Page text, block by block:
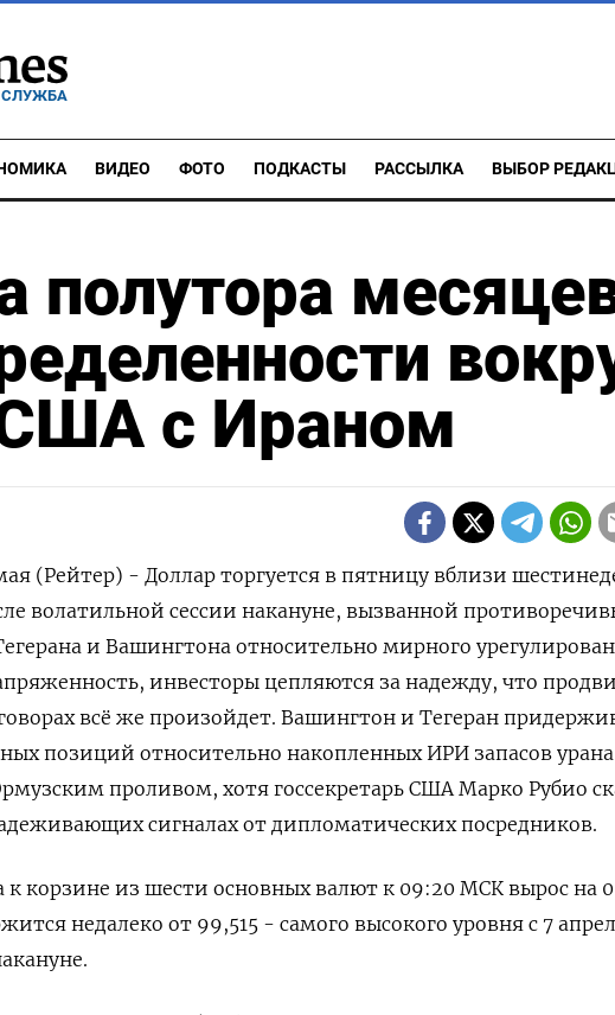
СЛУЖБА
ВИДЕО ФОТО ПОДКАСТЫ РАССЫЛКА ВЫБОР
полутора
США с Ираном
(Рейтер) - Доллар торгуется в пятницу вблизи
волатильной сессии накануне, вызванной
и Вашингтона относительно мирного
‌инвесторы цепляются за надежду, что
всё же произойдет. Вашингтон и Тегеран
позиций относительно накопленных ИРИ запасов
проливом, хотя госсекретарь ​США Марко ​Рубио
сигналах от дипломатических посредников.
к корзине ‌из шести основных валют к 09:20 ‌МСК вырос на
недалеко от 99,515 - ​самого высокого уровня с 7